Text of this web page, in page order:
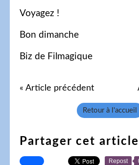
Voyagez !
Bon dimanche
Biz de Filmagique
« Article précédent
Retour à l'accueil
Partager cet article
Repost